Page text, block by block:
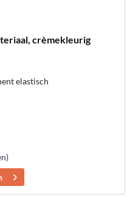
crèmekleurig
elastisch